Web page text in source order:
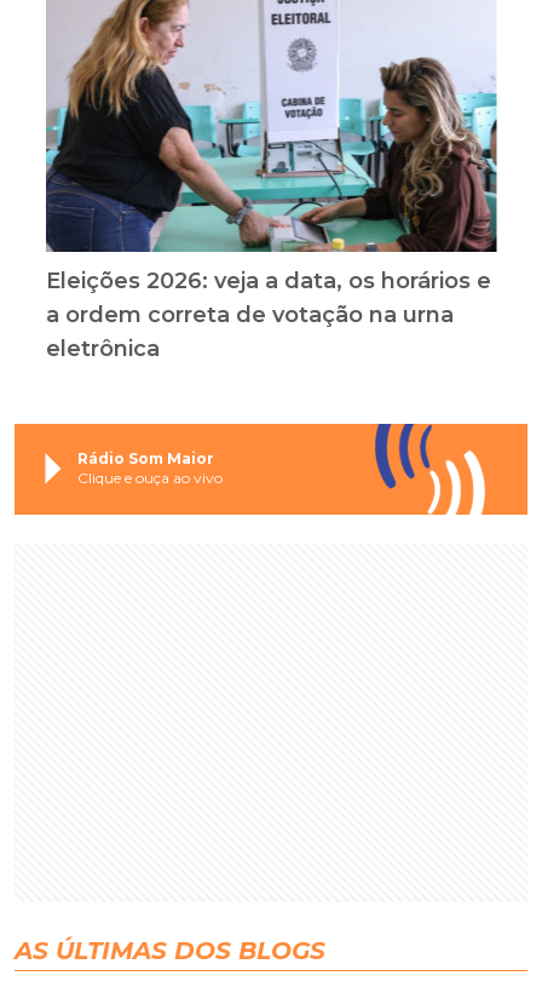
Eleições 2026: veja a data, os horários e
a ordem correta de votação na urna
eletrônica
Rádio Som Maior
Clique e ouça ao vivo
AS ÚLTIMAS DOS BLOGS